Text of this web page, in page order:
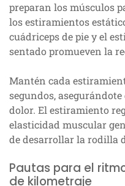
preparan los músculos
los estiramientos
cuádriceps de pie y el
sentado promueven la
Mantén cada
segundos,
dolor. El estiramiento
elasticidad muscular
de desarrollar la rodilla
Pautas para el
de kilometraje